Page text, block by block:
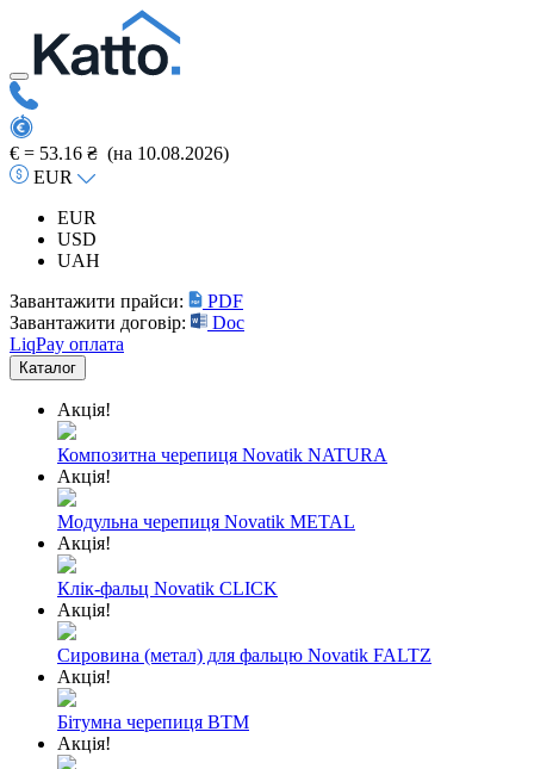
€ = 53.16 ₴ (на 10.08.2026)
EUR
EUR
USD
UAH
Завантажити прайси:
PDF
Завантажити договір:
Doc
LiqPay оплата
Каталог
Акція!
Композитна черепиця Novatik NATURA
Акція!
Модульна черепиця Novatik METAL
Акція!
Клік-фальц Novatik CLICK
Акція!
Сировина (метал) для фальцю Novatik FALTZ
Акція!
Бітумна черепиця BTM
Акція!